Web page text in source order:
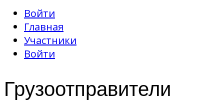
Войти
Главная
Участники
Войти
Грузоотправители